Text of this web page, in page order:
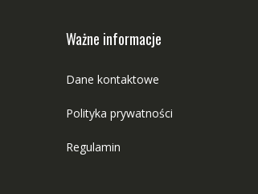
Ważne informacje
Dane kontaktowe
Polityka prywatności
Regulamin